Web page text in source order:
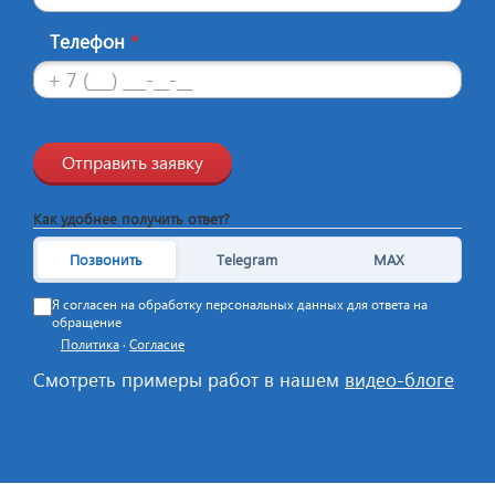
Телефон *
Отправить заявку
Как удобнее получить ответ?
Позвонить Telegram MAX
Я согласен на обработку персональных данных для ответа на
обращение
Политика · Согласие
Смотреть примеры работ в нашем видео-блоге